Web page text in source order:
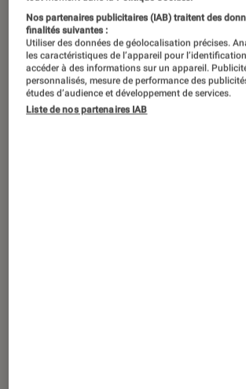
Choisir sa souris : les
connaître pour éviter les
DÉCRYPTAGE
Informatique • 14 nov. 2023
Nos partenaires publicitaires (IAB) traitent des
finalités suivantes :
Utiliser des données de géolocalisation précises.
les caractéristiques de l’appareil pour
accéder à des informations sur un appareil.
personnalisés, mesure de performance des
études d’audience et développement de services.
Liste de nos partenaires IAB